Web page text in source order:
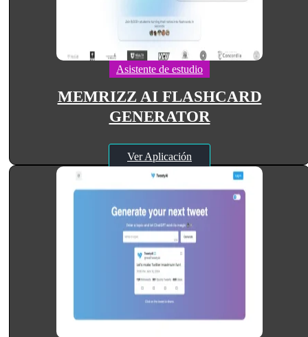
Asistente de estudio
MEMRIZZ AI FLASHCARD
GENERATOR
Ver Aplicación